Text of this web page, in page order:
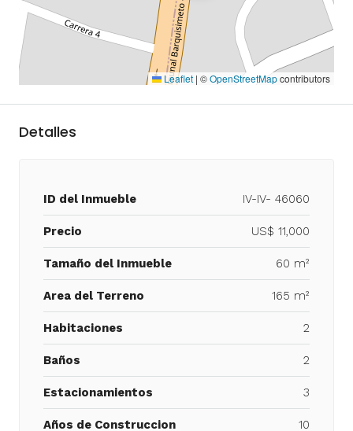
Leaflet | ©OpenStreetMapcontributors
Detalles
ID del Inmueble IV-IV- 46060
Precio US$ 11,000
Tamaño del Inmueble 60 m²
Area del Terreno 165 m²
Habitaciones 2
Baños 2
Estacionamientos 3
Años de Construccion 10